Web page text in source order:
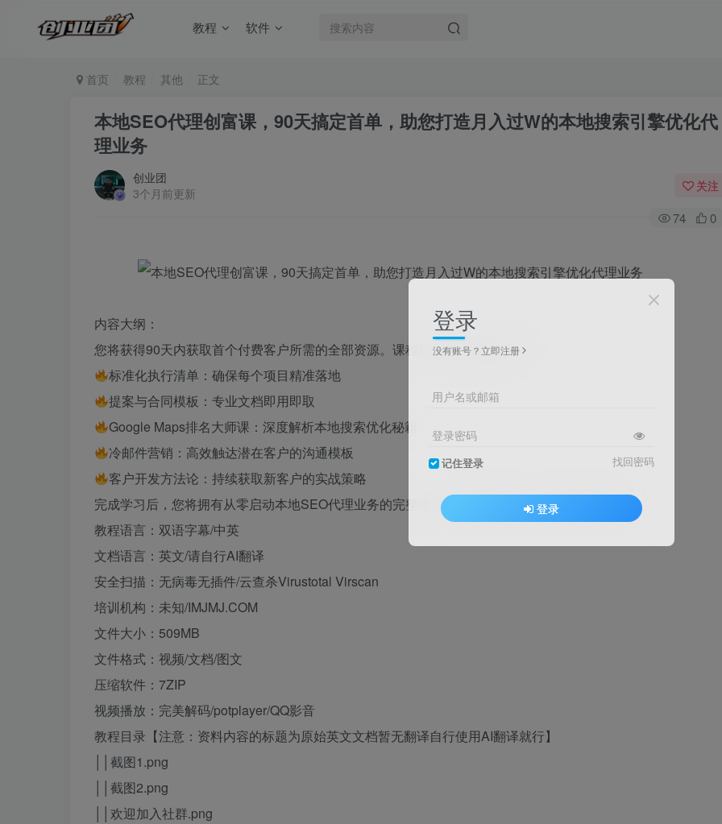
教程 软件
首页 教程 其他 正文
本地SEO代理创富课，90天搞定首单，助您打造月入过W的本地搜索引擎优化代
理业务
创业团
3个月前更新
关注
74 0
内容大纲：
您将获得90天内获取首个付费客户所需的全部资源。课程包含全套实战工具：
标准化执行清单：确保每个项目精准落地
提案与合同模板：专业文档即用即取
Google Maps排名大师课：深度解析本地搜索优化秘籍
冷邮件营销：高效触达潜在客户的沟通模板
客户开发方法论：持续获取新客户的实战策略
完成学习后，您将拥有从零启动本地SEO代理业务的完整体系，实现稳定月入过万的职业目标。
教程语言：双语字幕/中英
文档语言：英文/请自行AI翻译
安全扫描：无病毒无插件/云查杀Virustotal Virscan
培训机构：未知/IMJMJ.COM
文件大小：509MB
文件格式：视频/文档/图文
压缩软件：7ZIP
视频播放：完美解码/potplayer/QQ影音
教程目录【注意：资料内容的标题为原始英文文档暂无翻译自行使用AI翻译就行】
││截图1.png
││截图2.png
││欢迎加入社群.png
登录
没有账号？立即注册
用户名或邮箱
登录密码
记住登录 找回密码
登录